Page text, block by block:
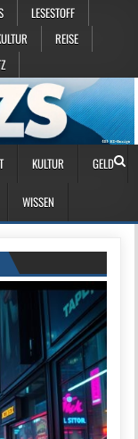
LESESTOFF
REISE
KULTUR GELD
WISSEN